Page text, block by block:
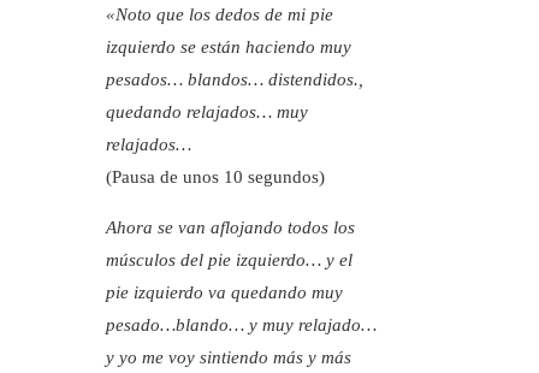
«Noto que los dedos de mi pie
izquierdo se están haciendo muy
pesados… blandos… distendidos.,
quedando relajados… muy
relajados…
(Pausa de unos 10 segundos)
Ahora se van aflojando todos los
músculos del pie izquierdo… y el
pie izquierdo va quedando muy
pesado…blando… y muy relajado…
y yo me voy sintiendo más y más